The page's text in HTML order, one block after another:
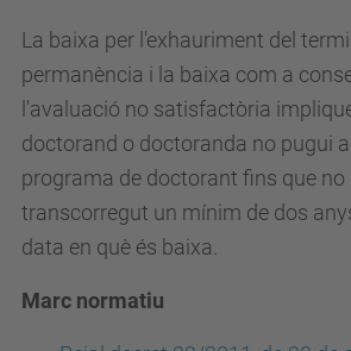
La baixa per l'exhauriment del
permanència i la baixa com a
l'avaluació no satisfactòria
doctorand o doctoranda no pugui
programa de doctorant fins que no
transcorregut un mínim de dos
data en què és baixa.
Marc normatiu